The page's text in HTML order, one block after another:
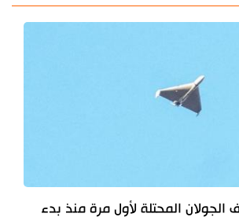
المحتلة لأول مرة منذ بدء